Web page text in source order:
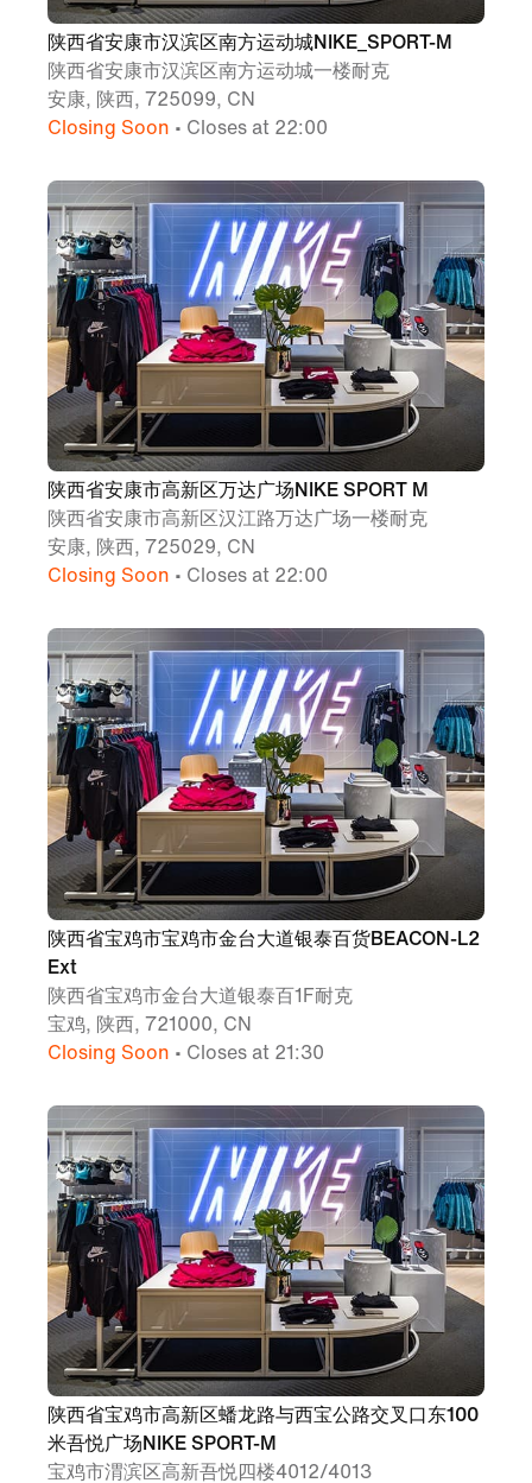
陕西省安康市汉滨区南方运动城NIKE_SPORT-M
陕西省安康市汉滨区南方运动城一楼耐克
安康, 陕西, 725099, CN
Closing Soon • Closes at 22:00
陕西省安康市高新区万达广场NIKE SPORT M
陕西省安康市高新区汉江路万达广场一楼耐克
安康, 陕西, 725029, CN
Closing Soon • Closes at 22:00
陕西省宝鸡市宝鸡市金台大道银泰百货BEACON-L2
Ext
陕西省宝鸡市金台大道银泰百1F耐克
宝鸡, 陕西, 721000, CN
Closing Soon • Closes at 21:30
陕西省宝鸡市高新区蟠龙路与西宝公路交叉口东100
米吾悦广场NIKE SPORT-M
宝鸡市渭滨区高新吾悦四楼4012/4013